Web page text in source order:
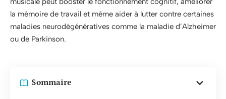
la mémoire de travail et même aider à lutter contre certaines
maladies neurodégénératives comme la maladie d’Alzheimer
ou de Parkinson.
Sommaire